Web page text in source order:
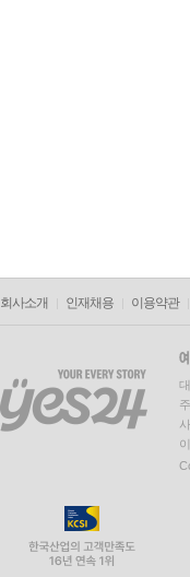
회사소개 인재채용 이용약관